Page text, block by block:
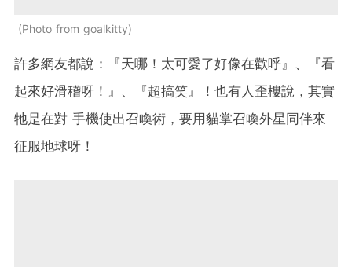
Photo from goalkitty
許多網友都說：『天哪！太可愛了好像在歡呼』、『看
起來好滑稽呀！』、『超搞笑』！也有人歪樓說，其實
牠是在對 手機使出召喚術，要用貓掌召喚外星同伴來
征服地球呀！